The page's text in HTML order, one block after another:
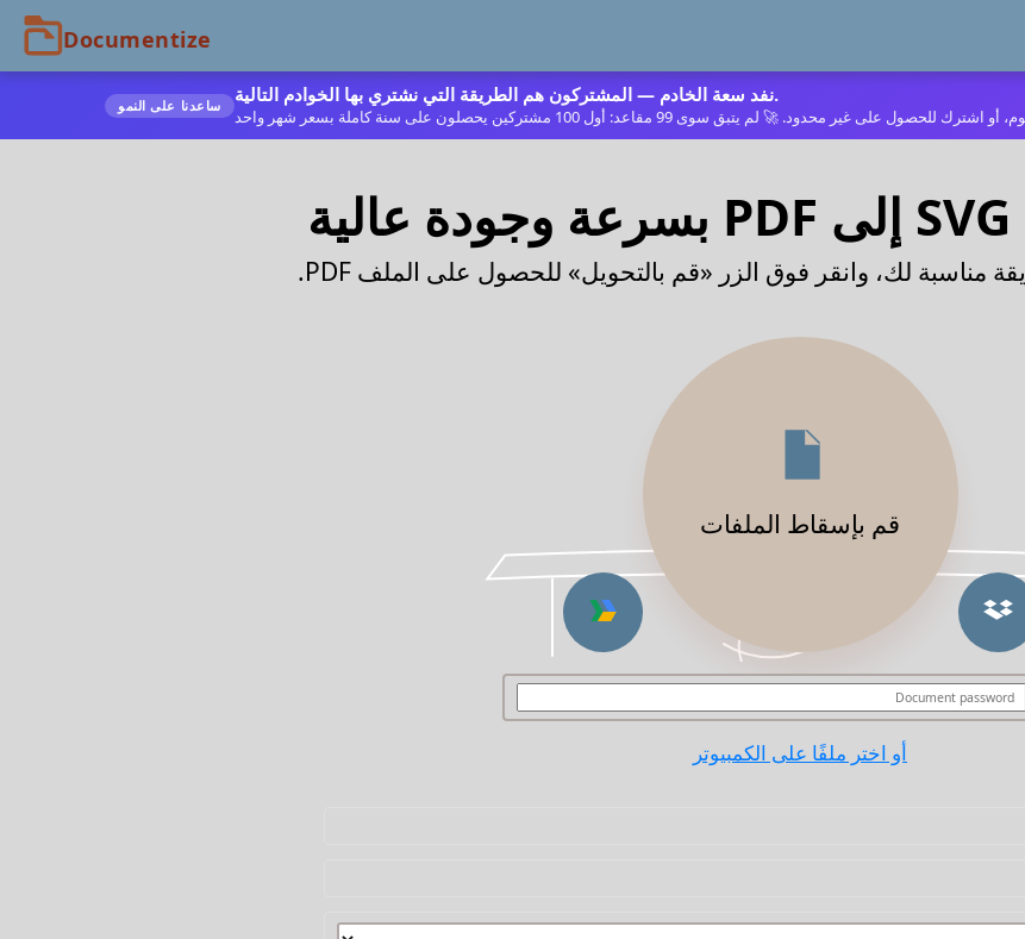
ساعدنا على النمو نفد سعة الخادم — المشتركون هم الطريقة التي نشتري بها الخوادم التالية.
قم بإسقاط الملفات
أو اختر ملفًا على الكمبيوتر